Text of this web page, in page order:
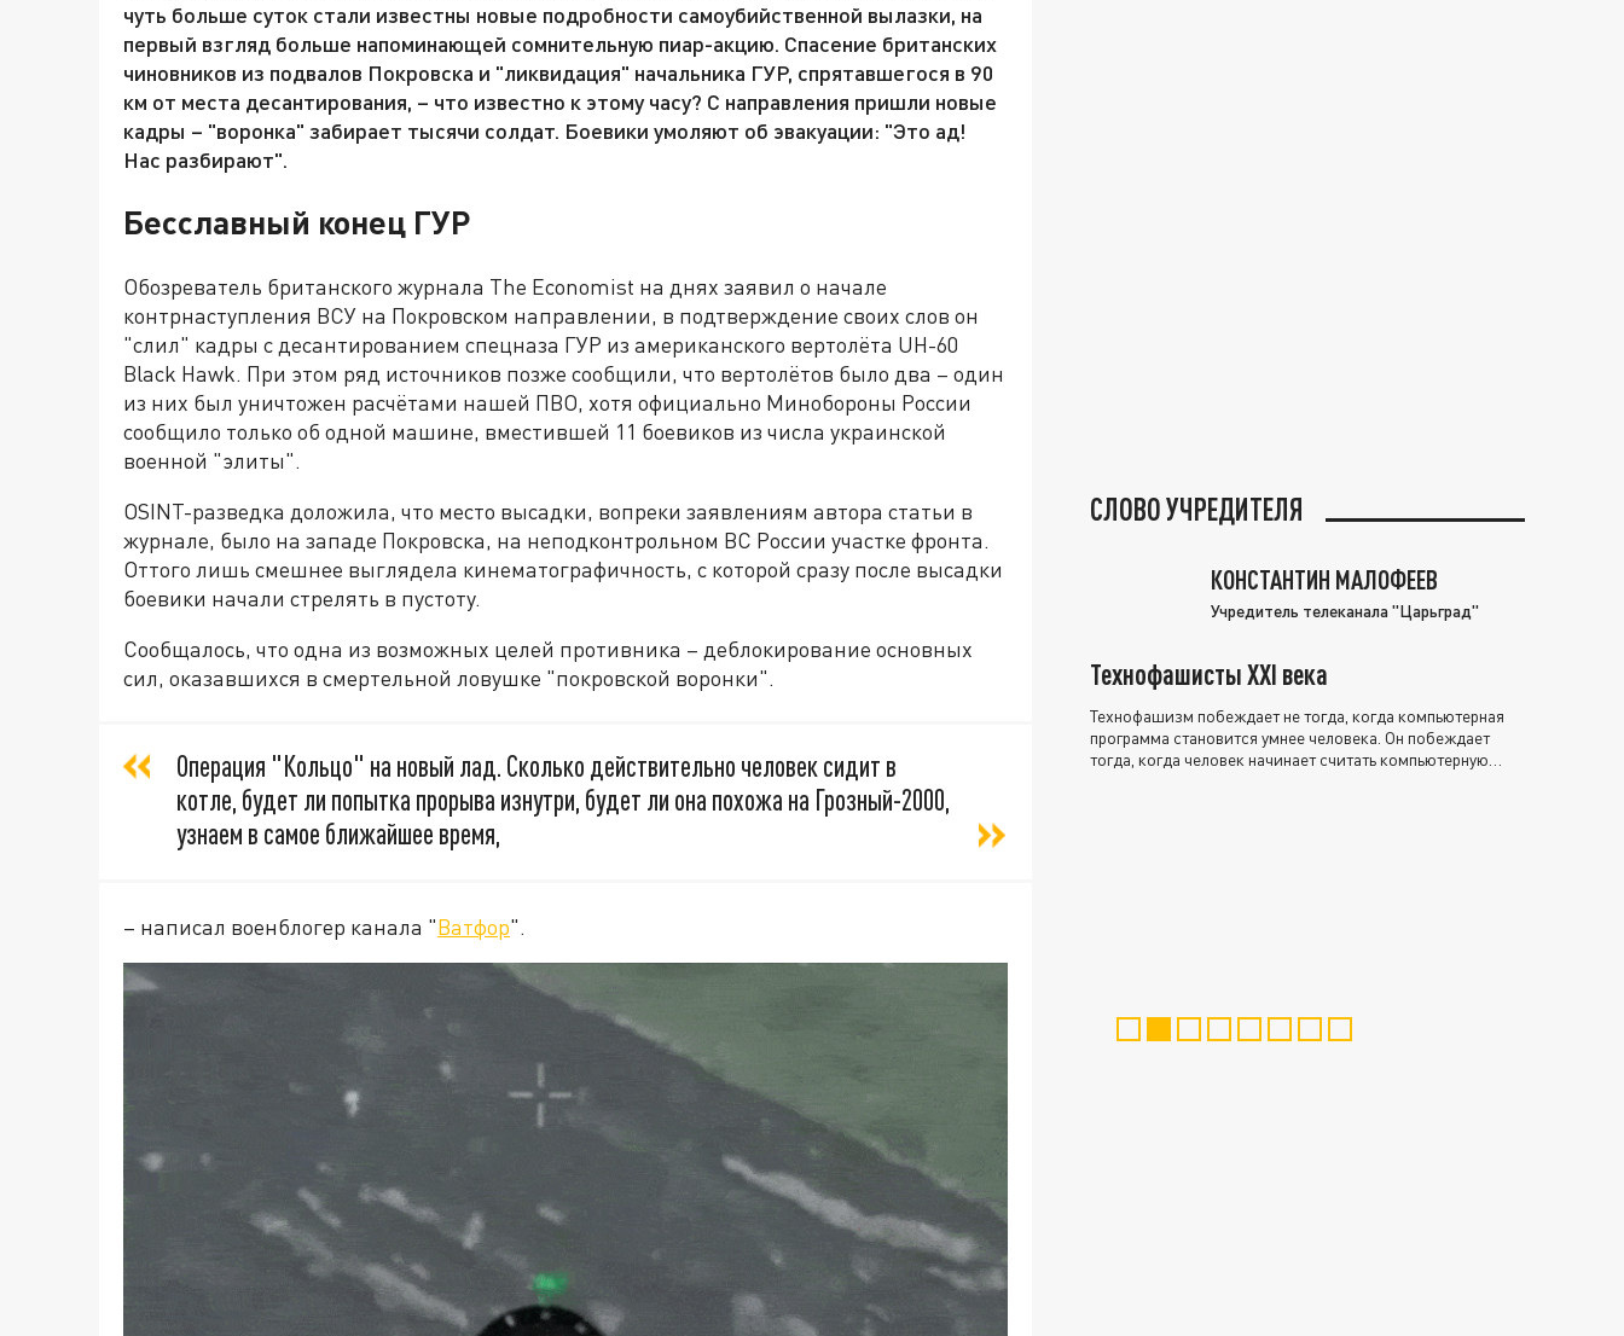
чуть больше суток стали известны новые подробности самоубийственной вылазки, на
первый взгляд больше напоминающей сомнительную пиар-акцию. Спасение британских
чиновников из подвалов Покровска и "ликвидация" начальника ГУР, спрятавшегося в 90
км от места десантирования, – что известно к этому часу? С направления пришли новые
кадры – "воронка" забирает тысячи солдат. Боевики умоляют об эвакуации: "Это ад!
Нас разбирают".
Бесславный конец ГУР
Обозреватель британского журнала The Economist на днях заявил о начале
контрнаступления ВСУ на Покровском направлении, в подтверждение своих слов он
"слил" кадры с десантированием спецназа ГУР из американского вертолёта UH-60
Black Hawk. При этом ряд источников позже сообщили, что вертолётов было два – один
из них был уничтожен расчётами нашей ПВО, хотя официально Минобороны России
сообщило только об одной машине, вместившей 11 боевиков из числа украинской
военной "элиты".
OSINT-разведка доложила, что место высадки, вопреки заявлениям автора статьи в
журнале, было на западе Покровска, на неподконтрольном ВС России участке фронта.
Оттого лишь смешнее выглядела кинематографичность, с которой сразу после высадки
боевики начали стрелять в пустоту.
Сообщалось, что одна из возможных целей противника – деблокирование основных
сил, оказавшихся в смертельной ловушке "покровской воронки".
Операция "Кольцо" на новый лад. Сколько действительно человек сидит в
котле, будет ли попытка прорыва изнутри, будет ли она похожа на Грозный-2000,
узнаем в самое ближайшее время,
– написал военблогер канала "Ватфор".
СЛОВО УЧРЕДИТЕЛЯ
КОНСТАНТИН МАЛОФЕЕВ
Учредитель телеканала "Царьград"
Технофашисты XXI века
Технофашизм побеждает не тогда, когда компьютерная
программа становится умнее человека. Он побеждает
тогда, когда человек начинает считать компьютерную